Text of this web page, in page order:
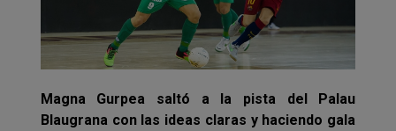
Magna Gurpea saltó a la pista del Palau
Blaugrana con las ideas claras y haciendo gala